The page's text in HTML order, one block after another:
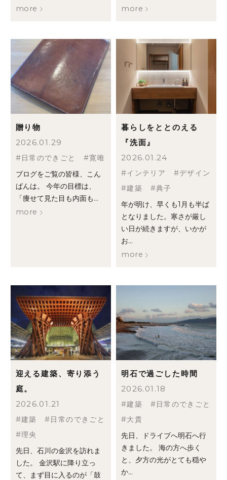
more
more
贈り物
2026.01.29
日常のできごと
寛唯
ブログをご覧の皆様、こん
ばんは。 今年の目標は、
「痩せて見た目も内面も...
more
暮らしをととのえる
『洗面』
2026.01.24
インテリア
デザイン
建築
典子
年が明け、早くも1月も半ば
となりました。寒さが厳し
い日が続きますが、いかが
お...
more
迎える建築、寄り添う
庭。
2026.01.21
建築
日常のできごと
理央
先日、石川の金沢を訪れま
した。 金沢駅に降り立っ
て、まず目に入るのが「鼓
明石で過ごした時間
2026.01.18
建築
日常のできごと
大貴
先日、ドライブへ明石へ行
きました。 海の方へ歩く
と、夕方の光がとても穏や
か...